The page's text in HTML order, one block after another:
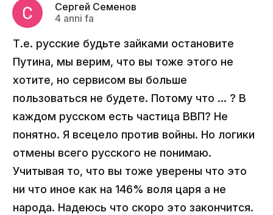
Сергей Семенов
4 anni fa
Т.е. русские будьте зайками остановите
Путина, мы верим, что вы тоже этого не
хотите, но сервисом вы больше
пользоваться не будете. Потому что ... ? В
каждом русском есть частица ВВП? Не
понятно. Я всецело против войны. Но логики
отмены всего русского не понимаю.
Учитывая то, что вы тоже уверены что это
ни что иное как на 146% воля царя а не
народа. Надеюсь что скоро это закончится.